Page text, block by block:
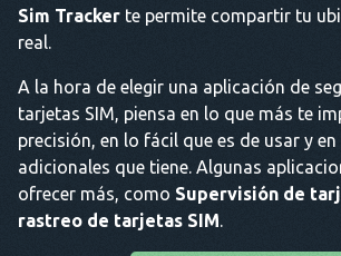
Sim Tracker te permite compartir tu
real.
A la hora de elegir una aplicación de
tarjetas SIM, piensa en lo que más te
precisión, en lo fácil que es de usar y
adicionales que tiene. Algunas
ofrecer más, como Supervisión de
rastreo de tarjetas SIM.